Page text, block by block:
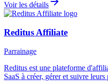
Voir les détails
Reditus Affiliate
Parrainage
Reditus est une plateforme
SaaS à créer, gérer et suivre